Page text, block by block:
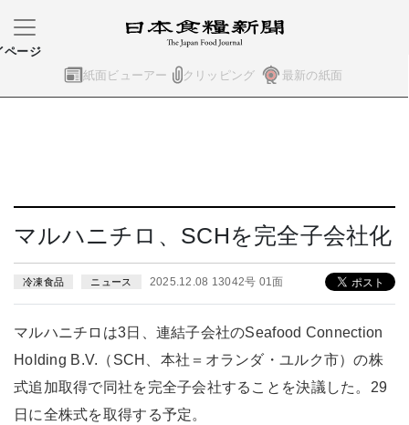
紙面ビューアー クリッピング 最新の紙面
ページ
マルハニチロ、SCHを完全子会社化
冷凍食品 ニュース 2025.12.08 13042号 01面
マルハニチロは3日、連結子会社のSeafood Connection
Holding B.V.（SCH、本社＝オランダ・ユルク市）の株
式追加取得で同社を完全子会社することを決議した。29
日に全株式を取得する予定。